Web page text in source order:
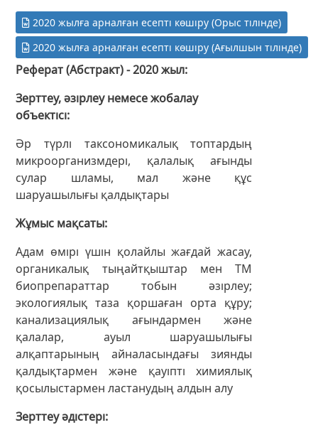
2020 жылға арналған есепті көшіру (Орыс тілінде)
2020 жылға арналған есепті көшіру (Ағылшын тілінде)
Реферат (Абстракт) - 2020 жыл
Зерттеу, әзірлеу немесе жобалау
объектісі
Әр түрлі таксономикалық топтардың
микроорганизмдері, қалалық ағынды
сулар шламы, мал және құс
шаруашылығы қалдықтары
Жұмыс мақсаты
Aдам өмірі үшін қолайлы жағдай жасау,
органикалық тыңайтқыштар мен ТМ
биопрепараттар тобын әзірлеу;
экологиялық таза қоршаған орта құру;
канализациялық ағындармен және
қалалар, ауыл шаруашылығы
алқаптарының айналасындағы зиянды
қалдықтармен және қауіпті химиялық
қосылыстармен ластанудың алдын алу
Зерттеу әдістері